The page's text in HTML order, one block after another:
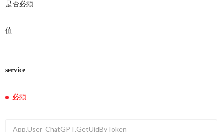
是否必须
值
service
必须